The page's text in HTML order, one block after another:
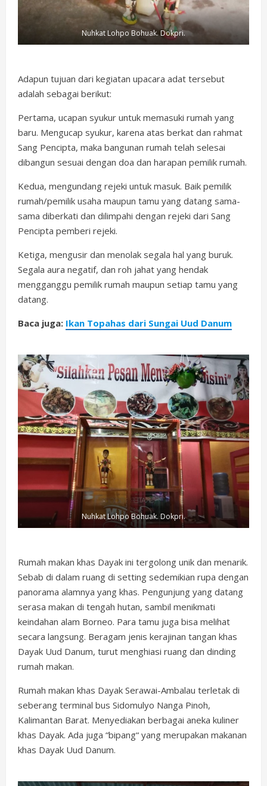
Nuhkat Lohpo Bohuak. Dokpri.
Adapun tujuan dari kegiatan upacara adat tersebut
adalah sebagai berikut:
Pertama, ucapan syukur untuk memasuki rumah yang
baru. Mengucap syukur, karena atas berkat dan rahmat
Sang Pencipta, maka bangunan rumah telah selesai
dibangun sesuai dengan doa dan harapan pemilik rumah.
Kedua, mengundang rejeki untuk masuk. Baik pemilik
rumah/pemilik usaha maupun tamu yang datang sama-
sama diberkati dan dilimpahi dengan rejeki dari Sang
Pencipta pemberi rejeki.
Ketiga, mengusir dan menolak segala hal yang buruk.
Segala aura negatif, dan roh jahat yang hendak
mengganggu pemilik rumah maupun setiap tamu yang
datang.
Baca juga: Ikan Topahas dari Sungai Uud Danum
Nuhkat Lohpo Bohuak. Dokpri.
Rumah makan khas Dayak ini tergolong unik dan menarik.
Sebab di dalam ruang di setting sedemikian rupa dengan
panorama alamnya yang khas. Pengunjung yang datang
serasa makan di tengah hutan, sambil menikmati
keindahan alam Borneo. Para tamu juga bisa melihat
secara langsung. Beragam jenis kerajinan tangan khas
Dayak Uud Danum, turut menghiasi ruang dan dinding
rumah makan.
Rumah makan khas Dayak Serawai-Ambalau terletak di
seberang terminal bus Sidomulyo Nanga Pinoh,
Kalimantan Barat. Menyediakan berbagai aneka kuliner
khas Dayak. Ada juga “bipang“ yang merupakan makanan
khas Dayak Uud Danum.